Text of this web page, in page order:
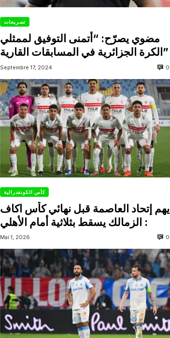
تصريحات
مضوي يصرّح: “أتمنى التوفيق لممثلي
الكرة الجزائرية في المسابقات القارية”
Septembre 17, 2024 0
كأس الكونفدرالية
يهم إتحاد العاصمة قبل نهائي كأس اكاف
Mai 1, 2026 0